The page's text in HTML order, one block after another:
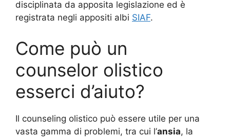
disciplinata da apposita legislazione ed è
registrata negli appositi albi SIAF.
Come può un
counselor olistico
esserci d’aiuto?
Il counseling olistico può essere utile per una
vasta gamma di problemi, tra cui l’ansia, la